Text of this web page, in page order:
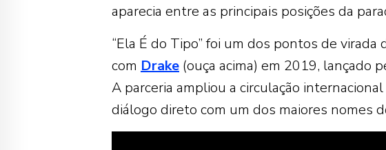
aparecia entre as principais posições da
“Ela É do Tipo” foi um dos pontos de
com Drake (ouça acima) em 2019, lançado
A parceria ampliou a circulação
diálogo direto com um dos maiores nomes